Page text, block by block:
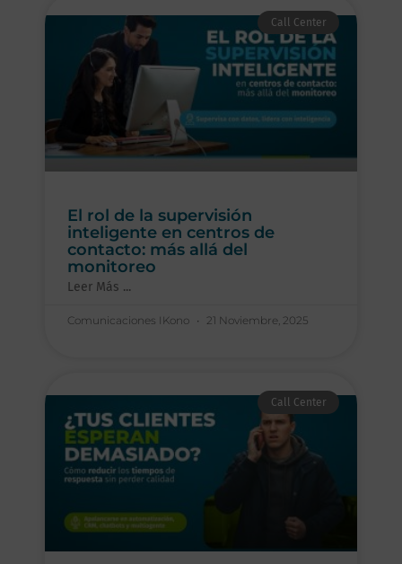
Call Center
El rol de la supervisión
inteligente en centros de
contacto: más allá del
monitoreo
Leer Más ...
Comunicaciones IKono 21 Noviembre, 2025
Call Center